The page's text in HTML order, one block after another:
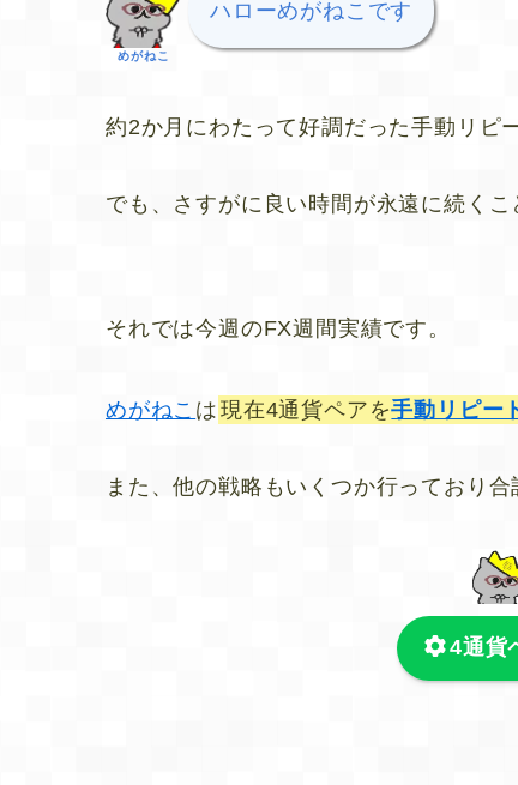
めがねこ
ハローめがねこです
約2か月にわたって好調だった手動リピ
でも、さすがに良い時間が永遠に続くこ
それでは今週のFX週間実績です。
めがねこ は 現在4通貨ペアを手動リピー
また、他の戦略もいくつか行っており合
4通貨